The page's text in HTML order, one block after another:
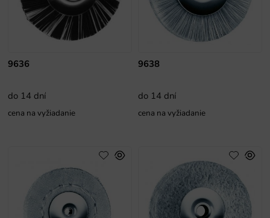
9636
do 14 dní
cena na vyžiadanie
9638
do 14 dní
cena na vyžiadanie